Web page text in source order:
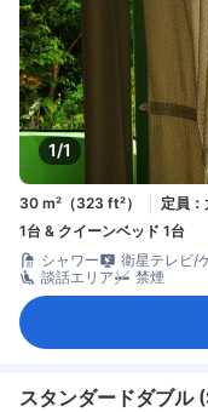
1/1
30 m²（323 ft²） 定員
1台 & クイーンベッド 1台
シャワー
衛星テレビ/
談話エリア
禁煙
スタンダードダブル